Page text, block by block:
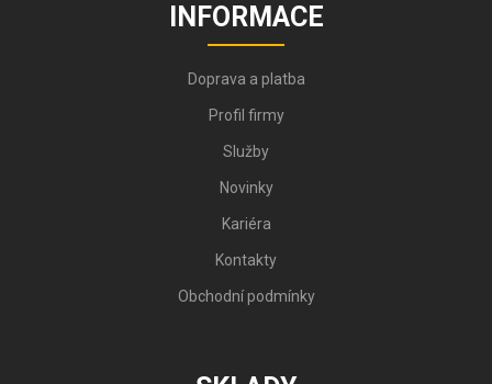
INFORMACE
Doprava a platba
Profil firmy
Služby
Novinky
Kariéra
Kontakty
Obchodní podmínky